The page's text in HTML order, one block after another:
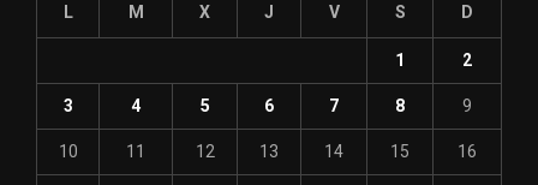
L M X J V S D
1 2
3 4 5 6 7 8 9
10 11 12 13 14 15 16